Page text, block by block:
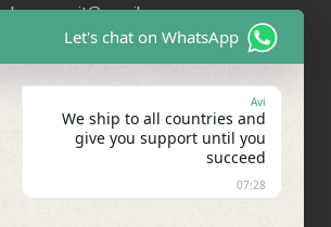
shaman.orit@gmail.com
خريطة الموقع
Let's chat on WhatsApp
Avi
We ship to all countries and
give you support until you
succeed
07:28